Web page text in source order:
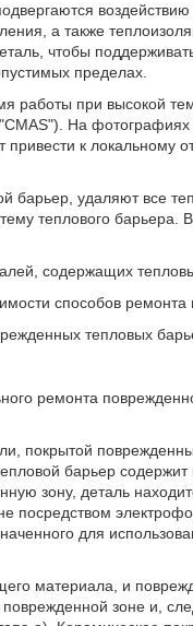
а также
чтобы
пределах.
при высокой
На
к локальному
барьер, удаляют все
теплового барьера.
содержащих
способов
тепловых
ремонта
покрытой
барьер
зону, деталь
посредством
для
материала, и
зоне и,